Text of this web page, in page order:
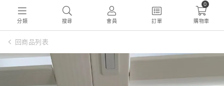
分類 搜尋 會員 訂單
0
購物車
回商品列表